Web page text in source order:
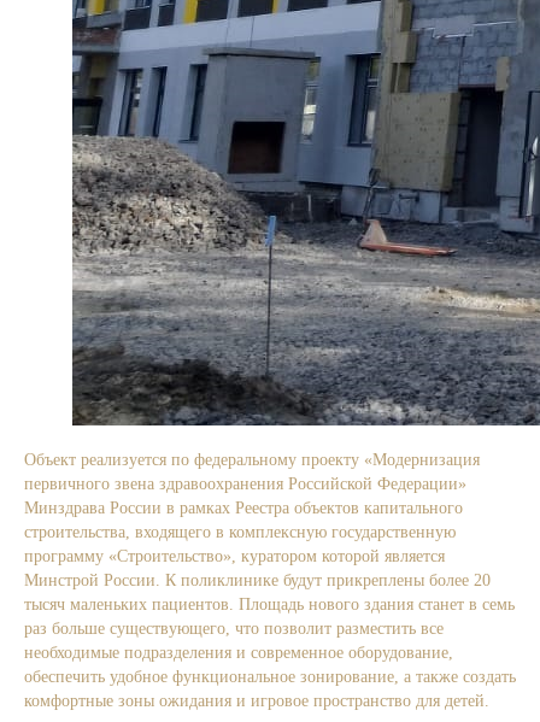
Объект реализуется по федеральному проекту «Модернизация
первичного звена здравоохранения Российской Федерации»
Минздрава России в рамках Реестра объектов капитального
строительства, входящего в комплексную государственную
программу «Строительство», куратором которой является
Минстрой России. К поликлинике будут прикреплены более 20
тысяч маленьких пациентов. Площадь нового здания станет в семь
раз больше существующего, что позволит разместить все
необходимые подразделения и современное оборудование,
обеспечить удобное функциональное зонирование, а также создать
комфортные зоны ожидания и игровое пространство для детей.